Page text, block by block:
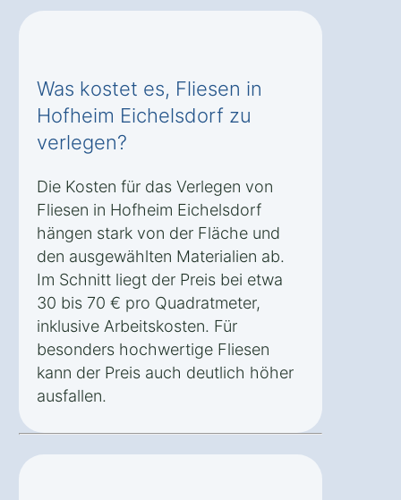
Was kostet es, Fliesen in
Hofheim Eichelsdorf zu
verlegen?
Die Kosten für das Verlegen von
Fliesen in Hofheim Eichelsdorf
hängen stark von der Fläche und
den ausgewählten Materialien ab.
Im Schnitt liegt der Preis bei etwa
30 bis 70 € pro Quadratmeter,
inklusive Arbeitskosten. Für
besonders hochwertige Fliesen
kann der Preis auch deutlich höher
ausfallen.